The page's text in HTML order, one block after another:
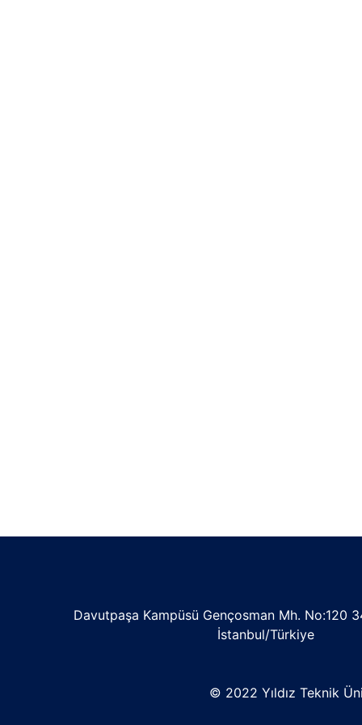
Davutpaşa Kampüsü Gençosman Mh. No:120
İstanbul/Türkiye
© 2022 Yıldız Teknik